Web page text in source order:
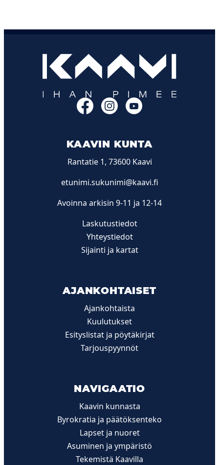
FacebookInstagram
KAAVIN KUNTA
Rantatie 1, 73600 Kaavi
etunimi.sukunimi@kaavi.fi
Avoinna arkisin 9-11 ja 12-14
Laskutustiedot
Yhteystiedot
Sijainti ja kartat
AJANKOHTAISET
Ajankohtaista
Kuulutukset
Esityslistat ja pöytäkirjat
Tarjouspyynnöt
NAVIGAATIO
Kaavin kunnasta
Byrokratia ja päätöksenteko
Lapset ja nuoret
Asuminen ja ympäristö
Tekemistä Kaavilla